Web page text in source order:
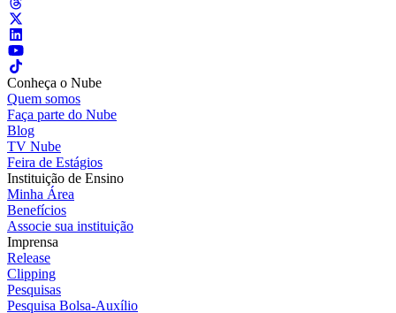
Conheça o Nube
Quem somos
Faça parte do Nube
Blog
TV Nube
Feira de Estágios
Instituição de Ensino
Minha Área
Benefícios
Associe sua instituição
Imprensa
Release
Clipping
Pesquisas
Pesquisa Bolsa-Auxílio